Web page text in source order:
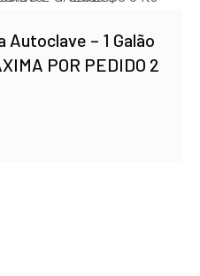
Autoclave – 1 Galão
POR PEDIDO 2